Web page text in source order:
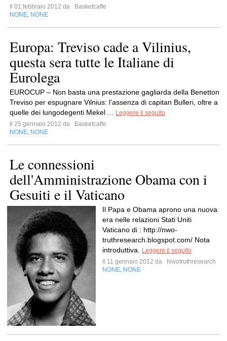
Il 01 febbraio 2012 da
Basketcaffe
NONE NONE
Europa: Treviso cade a Vilinius,
questa sera tutte le Italiane di
Eurolega
EUROCUP – Non basta una prestazione gagliarda della Benetton
Treviso per espugnare Vilnius: l’assenza di capitan Bulleri, oltre a
quelle dei lungodegenti Mekel ...
Leggere il seguito
Il 25 gennaio 2012 da
Basketcaffe
NONE NONE
Le connessioni
dell'Amministrazione Obama con i
Gesuiti e il Vaticano
Il Papa e Obama aprono una nuova
era nelle relazioni Stati Uniti
Vaticano di : http://nwo-
truthresearch.blogspot.com/ Nota
introduttiva.
Leggere il seguito
Il 11 gennaio 2012 da
Nwotruthresearch
NONE NONE